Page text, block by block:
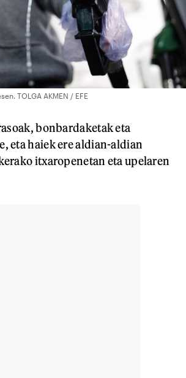
TOLGA AKMEN / EFE
bonbardaketak eta
eta haiek ere aldian-aldian
itxaropenetan eta upelaren